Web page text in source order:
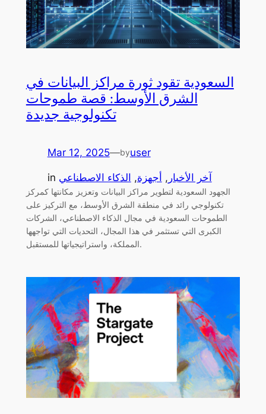
السعودية تقود ثورة مراكز البيانات في
الشرق الأوسط: قصة طموحات
تكنولوجية جديدة
Mar 12, 2025—byuser
in آخر الأخبار , أجهزة, الذكاء الاصطناعي
الجهود السعودية لتطوير مراكز البيانات وتعزيز مكانتها كمركز
تكنولوجي رائد في منطقة الشرق الأوسط، مع التركيز على
الطموحات السعودية في مجال الذكاء الاصطناعي، الشركات
الكبرى التي تستثمر في هذا المجال، التحديات التي تواجهها
المملكة، واستراتيجياتها للمستقبل.